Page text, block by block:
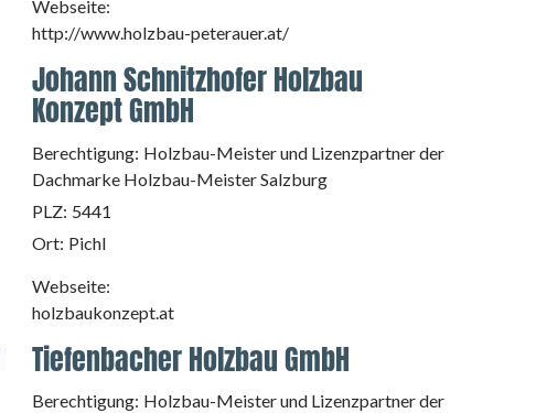
Webseite:
http://www.holzbau-peterauer.at/
Johann Schnitzhofer Holzbau
Konzept GmbH
Berechtigung: Holzbau-Meister und Lizenzpartner der
Dachmarke Holzbau-Meister Salzburg
PLZ: 5441
Ort: Pichl
Webseite:
holzbaukonzept.at
Tiefenbacher Holzbau GmbH
Berechtigung: Holzbau-Meister und Lizenzpartner der